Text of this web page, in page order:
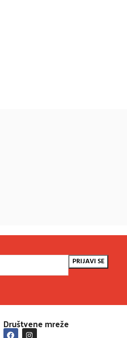
Društvene mreže